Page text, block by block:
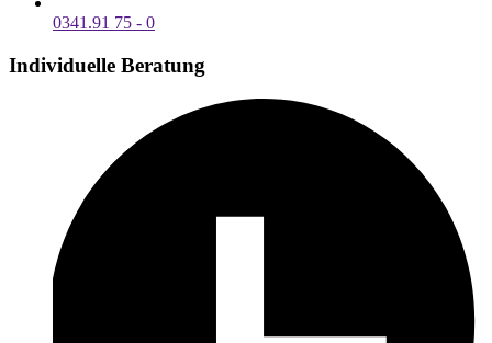
0341.91 75 - 0
Individuelle Beratung